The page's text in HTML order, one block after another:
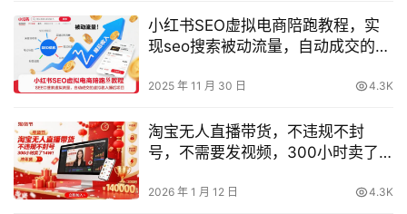
小红书SEO虚拟电商陪跑教程，实
现seo搜索被动流量，自动成交的被
2025 年 11 月 30 日 4.3K
淘宝无人直播带货，不违规不封
号，不需要发视频，300小时卖了
2026 年 1 月 12 日 4.3K